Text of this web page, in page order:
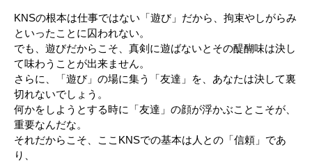
KNSの根本は仕事ではない「遊び」だから、拘束やしがらみ
といったことに囚われない。
でも、遊びだからこそ、真剣に遊ばないとその醍醐味は決し
て味わうことが出来ません。
さらに、「遊び」の場に集う「友達」を、あなたは決して裏
切れないでしょう。
何かをしようとする時に「友達」の顔が浮かぶことこそが、
重要なんだな。
それだからこそ、ここKNSでの基本は人との「信頼」であ
り、